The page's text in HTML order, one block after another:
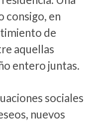
consigo, en
de
aquellas
entero juntas.
sociales
nuevos